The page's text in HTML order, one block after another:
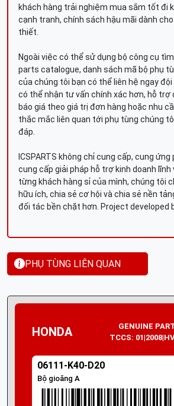
khách hàng trải nghiệm mua sắm tốt đi
cạnh tranh, chính sách hậu mãi dành
thiết.
Ngoài việc có thể sử dụng bộ công cụ
parts catalogue, danh sách mã bộ phụ
của chúng tôi bạn có thể liên hệ ngay
có thể nhận tư vấn chính xác hơn, hỗ trợ
báo giá theo giá trị đơn hàng hoặc nhu
thắc mắc liên quan tới phụ tùng chúng
đáp.
ICSPARTS không chỉ cung cấp, cung
cung cấp giải pháp hỗ trợ kinh doanh
từng khách hàng sỉ của mình, chúng tôi
hữu ích, chia sẻ cơ hội và chia sẻ nền
đối tác bền chặt hơn. Project developed
PHỤ TÙNG LIÊN QUAN
HONDA
GENUINE
TCCS:
06111-K40-D20
Bộ gioăng A